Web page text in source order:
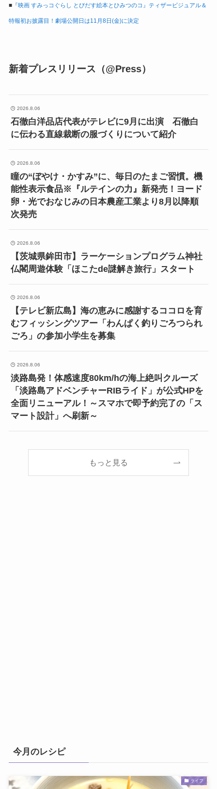
■『映画 すみっコぐらし とびだす絵本とひみつのコ』ティザービジュアル＆
特報初お披露目！劇場公開日は11月8日(金)に決定
新着プレスリリース（@Press）
2026.8.06
石徹白洋品店代表がテレビに9月に出演 石徹白
に伝わる直線裁断の服づくりについて紹介
2026.8.06
瞳の“ぼやけ・かすみ”に、毎日のたまご習慣。機
能性表示食品※『ルテインの力』新発売！ヨード
卵・光でおなじみの日本農産工業より8月以降順
次発売
2026.8.06
【茨城県鉾田市】ラーケーションプログラム神社
仏閣周遊体験「ほこたde謎解き旅行」スタート
2026.8.06
【テレビ新広島】海の恵みに感謝するココロを育
むフィッシングツアー「わんぱく釣りごろつられ
ごろ」の参加小学生を募集
2026.8.06
淡路島発！体感速度80km/hの海上絶叫クルーズ
「淡路島アドベンチャーRIBライド」が公式HPを
全面リニューアル！～スマホで即予約完了の「ス
マート設計」へ刷新～
もっと見る
今月のレシピ
ライフ